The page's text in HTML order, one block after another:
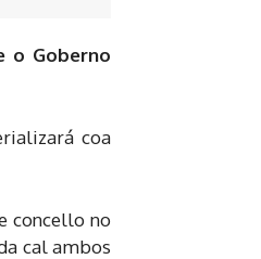
o Goberno
coa
concello no
cal ambos